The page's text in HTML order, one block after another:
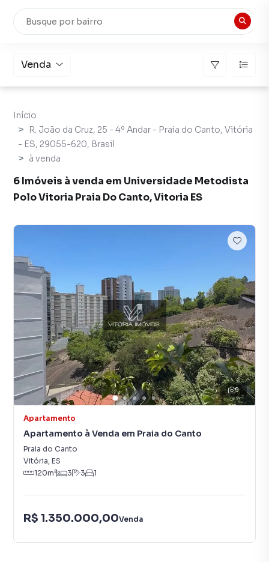
Venda
Início
R. João da Cruz, 25 - 4º Andar - Praia do Canto, Vitória
- ES, 29055-620, Brasil
à venda
6 Imóveis à venda em Universidade Metodista
Polo Vitoria Praia Do Canto, Vitoria ES
9
Apartamento
Apartamento à Venda em Praia do Canto
Praia do Canto
Vitória, ES
120m² 3 3 1
R$ 1.350.000,00Venda